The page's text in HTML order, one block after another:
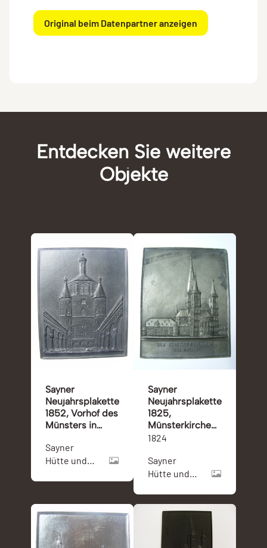
Original beim Datenpartner anzeigen
Entdecken Sie weitere
Objekte
Sayner
Neujahrsplakette
1852, Vorhof des
Münsters in
Sayner
Hütte und
Sayner
Neujahrsplakette
1825,
Münsterkirche
zu Bonn,
1824
Sayner
Hütte und